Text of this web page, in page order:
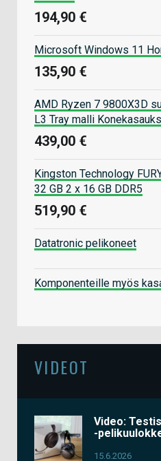
194,90 €
Microsoft Windows 11
135,90 €
AMD Ryzen 7 9800X3D
L3 Tray malli
439,00 €
Kingston Technology
32 GB 2 x 16 GB DDR5
519,90 €
Datatronic pelikoneet
Komponenteille myös
VIDEOT
Video:
-
15.6.2026